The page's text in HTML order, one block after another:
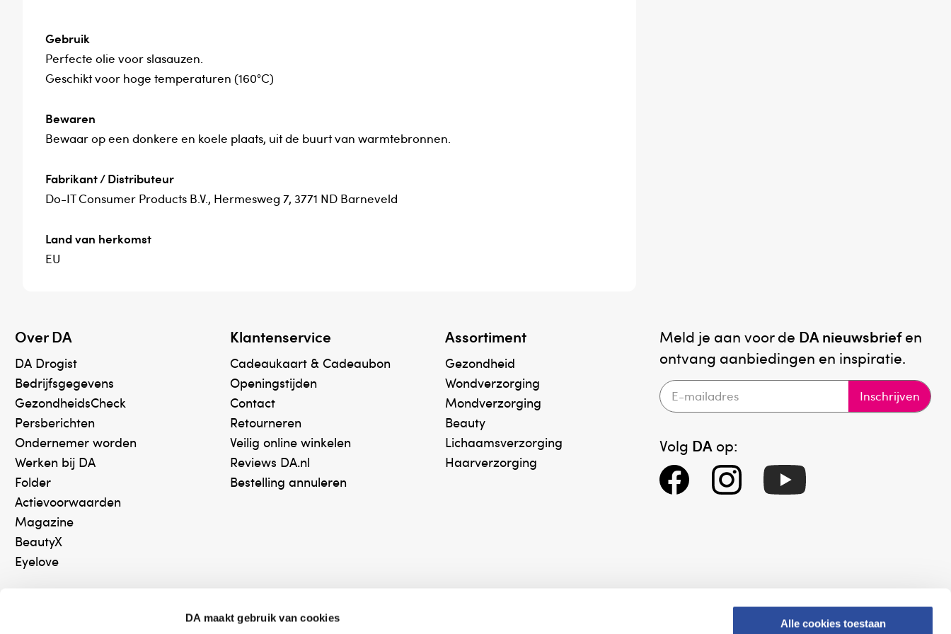
DA maakt gebruik van cookies
Alle cookies toestaan
Gebruik
Perfecte olie voor slasauzen.
Geschikt voor hoge temperaturen (160°C)
Bewaren
Bewaar op een donkere en koele plaats, uit de buurt van warmtebronnen.
Fabrikant / Distributeur
Do-IT Consumer Products B.V., Hermesweg 7, 3771 ND Barneveld
Land van herkomst
EU
Over DA
DA Drogist
Bedrijfsgegevens
GezondheidsCheck
Persberichten
Ondernemer worden
Werken bij DA
Folder
Actievoorwaarden
Magazine
BeautyX
Eyelove
Klantenservice
Cadeaukaart & Cadeaubon
Openingstijden
Contact
Retourneren
Veilig online winkelen
Reviews DA.nl
Bestelling annuleren
Assortiment
Gezondheid
Wondverzorging
Mondverzorging
Beauty
Lichaamsverzorging
Haarverzorging
Meld je aan voor de DA nieuwsbriefen
ontvang aanbiedingen en inspiratie.
Inschrijven
Volg DA op: